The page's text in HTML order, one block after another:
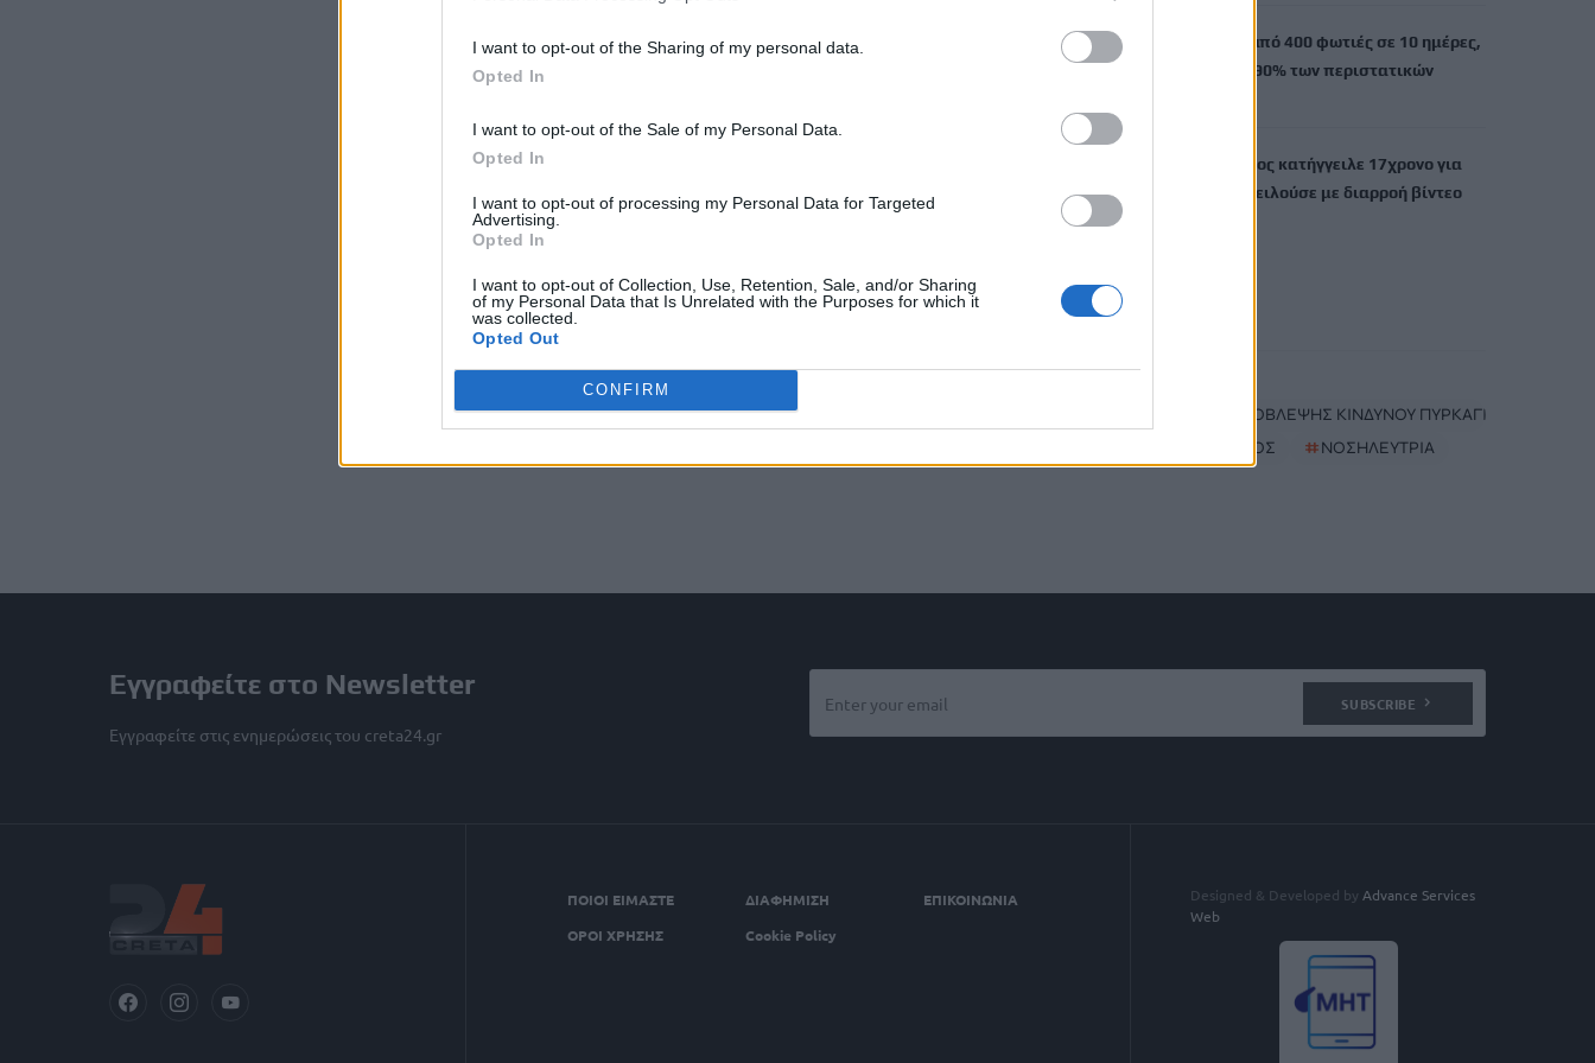
I want to opt-out of the Sharing of my personal data.
Opted In
I want to opt-out of the Sale of my Personal Data.
Opted In
I want to opt-out of processing my Personal Data for Targeted
Advertising.
Opted In
I want to opt-out of Collection, Use, Retention, Sale, and/or Sharing
of my Personal Data that Is Unrelated with the Purposes for which it
was collected.
Opted Out
CONFIRM
Τουρνάς: Πάνω από 400 φωτιές σε 10 ημέρες,
από αμέλεια το 90% των περιστατικών
Σκιάθος: Ανήλικος κατήγγειλε 17χρονο για
βιασμό – Τον απειλούσε με διαρροή βίντεο
ΧΑΡΤΗΣ ΠΡΟΒΛΕΨΗΣ ΚΙΝΔΥΝΟΥ ΠΥΡΚΑΓΙΩΝ
ΞΥΛΟΔΑΡΜΟΣ #ΝΟΣΗΛΕΥΤΡΙΑ
Εγγραφείτε στο Newsletter
Εγγραφείτε στις ενημερώσεις του creta24.gr
SUBSCRIBE
ΠΟΙΟΙ ΕΙΜΑΣΤΕ ΔΙΑΦΗΜΙΣΗ
ΕΠΙΚΟΙΝΩΝΙΑ
ΟΡΟΙ ΧΡΗΣΗΣ
Cookie Policy
Designed & Developed by Advance Services
Web